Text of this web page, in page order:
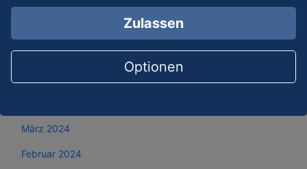
Juni 2024
März 2024
Februar 2024
Zulassen
Optionen